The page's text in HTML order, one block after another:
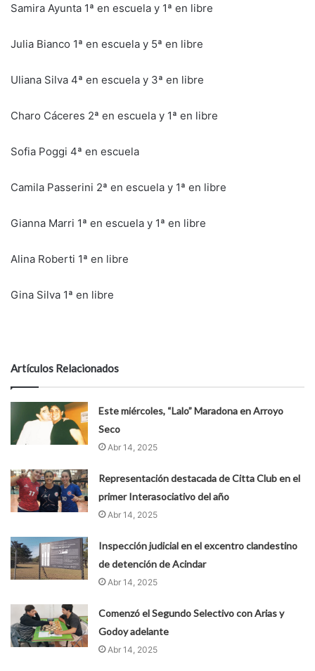
Samira Ayunta 1ª en escuela y 1ª en libre
Julia Bianco 1ª en escuela y 5ª en libre
Uliana Silva 4ª en escuela y 3ª en libre
Charo Cáceres 2ª en escuela y 1ª en libre
Sofia Poggi 4ª en escuela
Camila Passerini 2ª en escuela y 1ª en libre
Gianna Marri 1ª en escuela y 1ª en libre
Alina Roberti 1ª en libre
Gina Silva 1ª en libre
Artículos Relacionados
Este miércoles, “Lalo” Maradona en Arroyo
Seco
Abr 14, 2025
Representación destacada de Citta Club en el
primer Interasociativo del año
Abr 14, 2025
Inspección judicial en el excentro clandestino
de detención de Acindar
Abr 14, 2025
Comenzó el Segundo Selectivo con Arias y
Godoy adelante
Abr 14, 2025